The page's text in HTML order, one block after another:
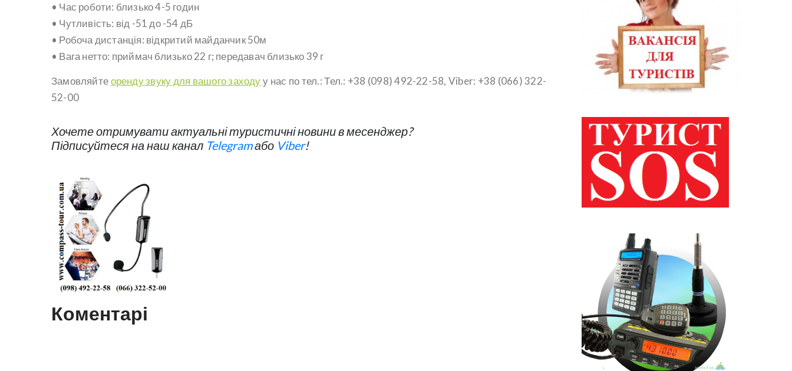
• Час роботи: близько 4-5 годин
• Чутливість: від -51 до -54 дБ
• Робоча дистанція: відкритий майданчик 50м
• Вага нетто: приймач близько 22 г; передавач близько 39 г
Замовляйтеоренду звуку для вашого заходуу нас по тел.: Тел.: +38 (098) 492-22-58, Viber: +38 (066) 322-
52-00
Хочете отримувати актуальні туристичні новини в месенджер?
Підписуйтеся на наш канал Telegramабо Viber!
Коментарі